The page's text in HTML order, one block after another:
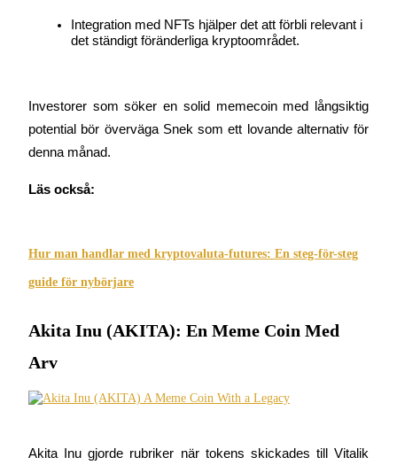
Integration med NFTs hjälper det att förbli relevant i
det ständigt föränderliga kryptoområdet.
Investorer som söker en solid memecoin med långsiktig
potential bör överväga Snek som ett lovande alternativ för
denna månad.
Läs också:
Hur man handlar med kryptovaluta-futures: En steg-för-steg
guide för nybörjare
Akita Inu (AKITA): En Meme Coin Med
Arv
Akita Inu gjorde rubriker när tokens skickades till Vitalik